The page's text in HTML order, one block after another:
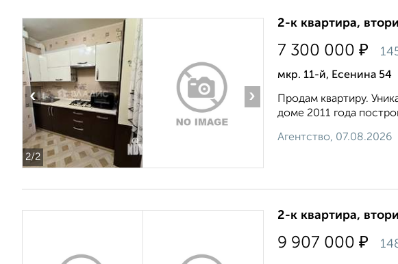
2/2
‹ ›
2-к квартира,
7 300 000 ₽
мкр. 11-й, Есенина 54
Продам квартиру.
доме 2011 года
Агентство, 07.08.2026
2-к квартира,
9 907 000 ₽